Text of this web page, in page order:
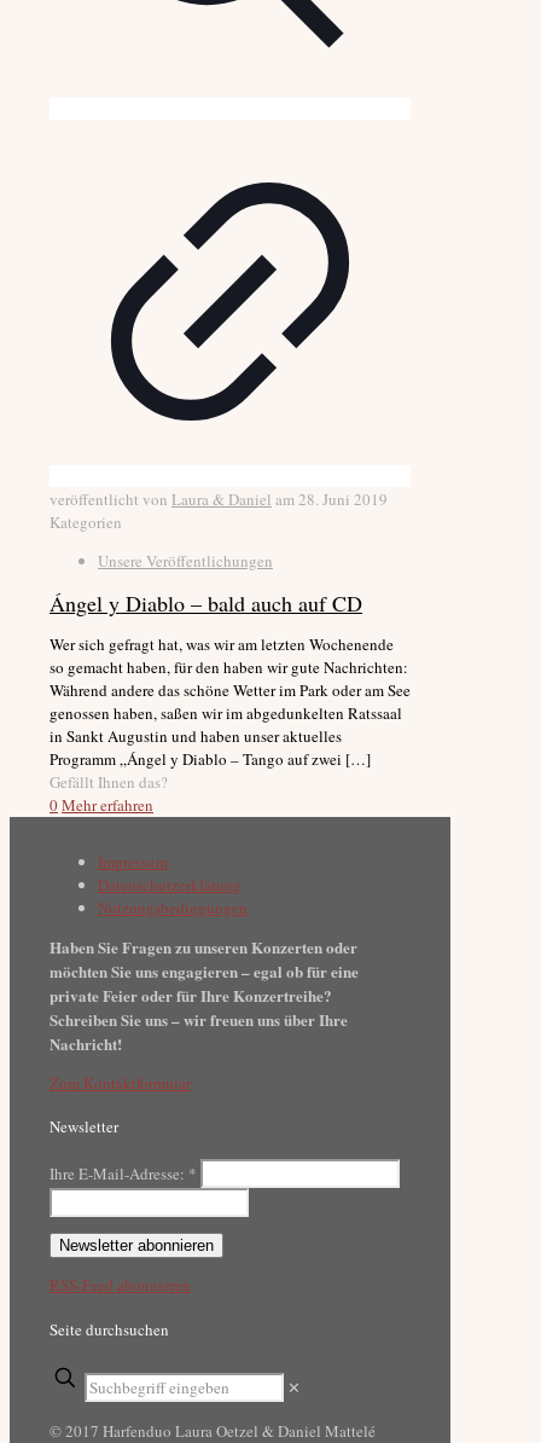
veröffentlicht von Laura & Daniel am28. Juni 2019
Kategorien
Unsere Veröffentlichungen
Ángel y Diablo – bald auch auf CD
Wer sich gefragt hat, was wir am letzten Wochenende
so gemacht haben, für den haben wir gute Nachrichten:
Während andere das schöne Wetter im Park oder am See
genossen haben, saßen wir im abgedunkelten Ratssaal
in Sankt Augustin und haben unser aktuelles
Programm „Ángel y Diablo – Tango auf zwei […]
Gefällt Ihnen das?
0Mehr erfahren
Impressum
Datenschutzerklärung
Nutzungsbedingungen
Haben Sie Fragen zu unseren Konzerten oder
möchten Sie uns engagieren – egal ob für eine
private Feier oder für Ihre Konzertreihe?
Schreiben Sie uns – wir freuen uns über Ihre
Nachricht!
Zum Kontaktformular
Newsletter
Ihre E-Mail-Adresse: *
RSS-Feed abonnieren
Seite durchsuchen
✕
© 2017 Harfenduo Laura Oetzel & Daniel Mattelé